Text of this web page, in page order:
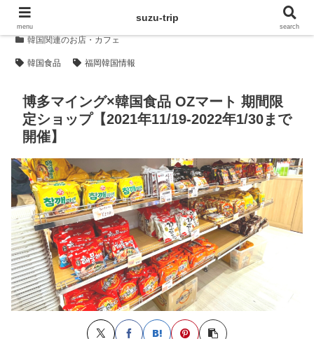
韓国関連のお店・カフェ
韓国食品 福岡韓国情報
博多マイング×韓国食品 OZマート 期間限
定ショップ【2021年11/19-2022年1/30まで
開催】
menu
suzu-trip
search